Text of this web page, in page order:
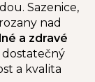
Sazenice,
nad
a zdravé
dostatečný
a kvalita